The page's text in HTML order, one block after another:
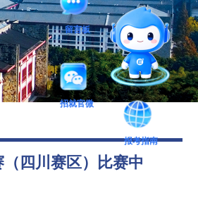
四川赛区）比赛中
智能问答
留言板
招就官微
报考指南